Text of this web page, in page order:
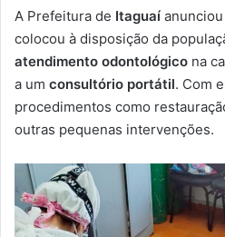
e
-
m
a
A Prefeitura de Itaguaí
colocou à disposição da
atendimento odontológico na
a um consultório portátil. Com
procedimentos como
outras pequenas intervenções.